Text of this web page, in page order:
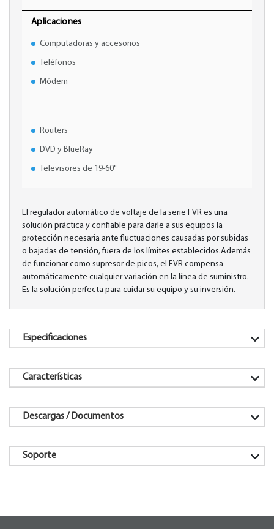
Aplicaciones
Computadoras y accesorios
Teléfonos
Módem
Routers
DVD y BlueRay
Televisores de 19-60"
El regulador automático de voltaje de la serie FVR es una
solución práctica y confiable para darle a sus equipos la
protección necesaria ante fluctuaciones causadas por subidas
o bajadas de tensión, fuera de los límites establecidos.Además
de funcionar como supresor de picos, el FVR compensa
automáticamente cualquier variación en la línea de suministro.
Es la solución perfecta para cuidar su equipo y su inversión.
Especificaciones
Características
Descargas / Documentos
Soporte